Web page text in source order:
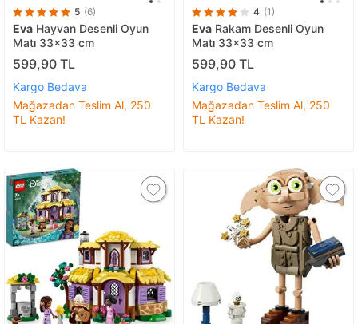
5 (6)
Eva Hayvan Desenli Oyun
Matı 33x33 cm
599,90 TL
Kargo Bedava
Mağazadan Teslim Al, 250
TL Kazan!
4 (1)
Eva Rakam Desenli Oyun
Matı 33x33 cm
599,90 TL
Kargo Bedava
Mağazadan Teslim Al, 250
TL Kazan!